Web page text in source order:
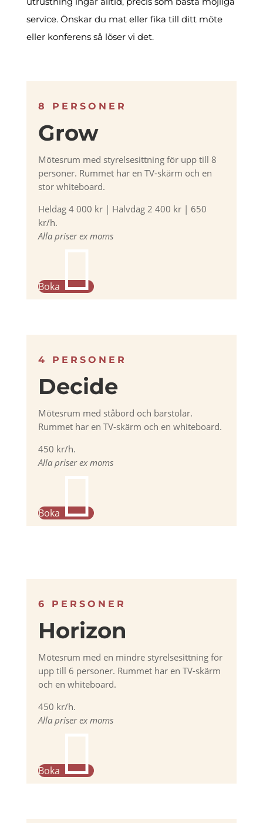
service. Önskar du mat eller fika till ditt möte
eller konferens så löser vi det.
8 PERSONER
Grow
Mötesrum med styrelsesittning för upp till 8
personer. Rummet har en TV-skärm och en
stor whiteboard.
Heldag 4 000 kr | Halvdag 2 400 kr | 650
kr/h.
Alla priser ex moms
Boka
4 PERSONER
Decide
Mötesrum med ståbord och barstolar.
Rummet har en TV-skärm och en whiteboard.
450 kr/h.
Alla priser ex moms
Boka
6 PERSONER
Horizon
Mötesrum med en mindre styrelsesittning för
upp till 6 personer. Rummet har en TV-skärm
och en whiteboard.
450 kr/h.
Alla priser ex moms
Boka